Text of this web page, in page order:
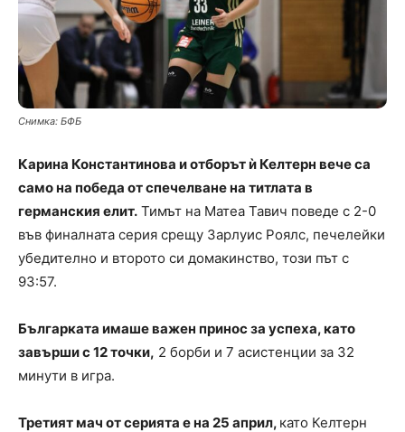
Снимка: БФБ
Карина Константинова и отборът ѝ Келтерн вече са
само на победа от спечелване на титлата в
германския елит. Тимът на Матеа Тавич поведе с 2-0
във финалната серия срещу Зарлуис Роялс, печелейки
убедително и второто си домакинство, този път с
93:57.
Българката имаше важен принос за успеха, като
завърши с 12 точки, 2 борби и 7 асистенции за 32
минути в игра.
Третият мач от серията е на 25 април, като Келтерн